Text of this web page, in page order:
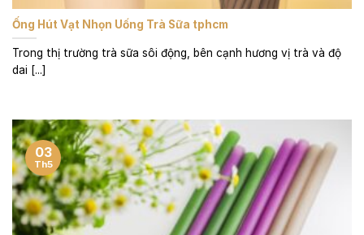
Ống Hút Vạt Nhọn Uống Trà Sữa tphcm
Trong thị trường trà sữa sôi động, bên cạnh hương vị trà và độ
dai [...]
03
Th5